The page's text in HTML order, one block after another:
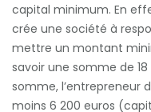
capital minimum. En
crée une société à
mettre un montant
savoir une somme de
somme, l’entrepreneur
moins 6 200 euros